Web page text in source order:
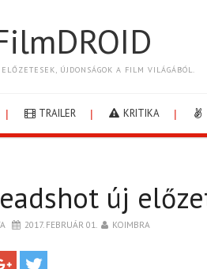
ÚJDONSÁGOK A FILM VILÁGÁBÓL.
TRAILER KRITIKA
új
2017. FEBRUÁR 01. KOIMBRA